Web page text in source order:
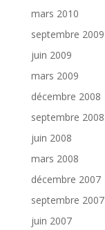
mars 2010
septembre 2009
juin 2009
mars 2009
décembre 2008
septembre 2008
juin 2008
mars 2008
décembre 2007
septembre 2007
juin 2007